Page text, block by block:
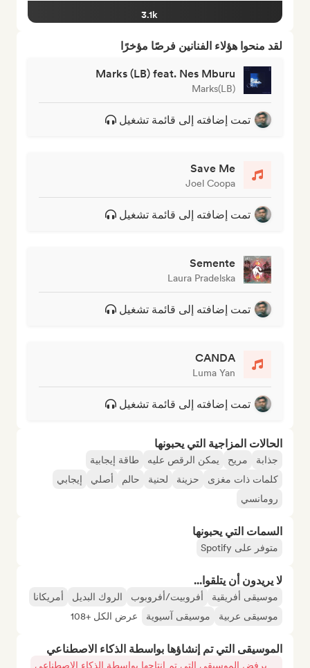
3.1k
لقد منحوا هؤلاء الفنانين فرصًا مؤخرًا
Marks (LB) feat. Nes Mburu
Marks(LB)
تمت إضافته إلى قائمة تشغيل
Save Me
Joel Coopa
تمت إضافته إلى قائمة تشغيل
Semente
Laura Pradelska
تمت إضافته إلى قائمة تشغيل
CANDA
Luma Yan
تمت إضافته إلى قائمة تشغيل
الحالات المزاجية التي يحبونها
جذابة مريح يمكن الرقص عليه
طاقة إيجابية
كلمات ذات مغزى
حزينة لحنية حالم أصلي
إيجابي
رومانسي
السمات التي يحبونها
متوفر على Spotify
لا يريدون أن يتلقوا...
موسيقى أفريقية أفروبيت/أفروبوب الروك البديل
أمريكانا
موسيقى عربية
موسيقى آسيوية عرض الكل +108
الموسيقى التي تم إنشاؤها بواسطة الذكاء الاصطناعي
يرفض الموسيقى التي تم إنتاجها بواسطة الذكاء الاصطناعي